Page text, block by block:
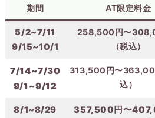
期間 AT限定料金
5/2~7/11
9/15~10/1
258,500円〜
（税込）
7/14~7/30
9/1~9/12
313,500円〜
込）
8/1~8/29
357,500円〜